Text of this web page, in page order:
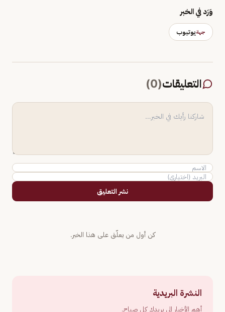
وَرَد في الخبر
جهةيوتيوب
التعليقات(
0
)
نشر التعليق
كن أول من يعلّق على هذا الخبر.
النشرة البريدية
أهم الأخبار إلى بريدك كل صباح.